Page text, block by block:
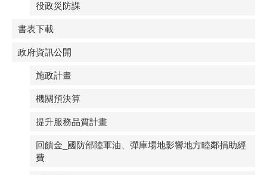
役政災防課
書表下載
政府資訊公開
施政計畫
機關預決算
提升服務品質計畫
回饋金_國防部陸軍油、彈庫場地影響地方睦鄰捐助經
費